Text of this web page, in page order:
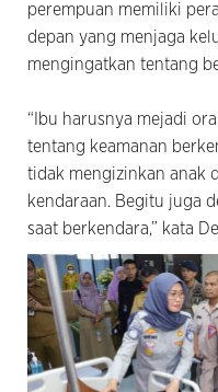
perempuan memiliki
depan yang menjaga
mengingatkan tentang
“Ibu harusnya mejadi
tentang keamanan
tidak mengizinkan anak
kendaraan. Begitu juga
saat berkendara,” kata